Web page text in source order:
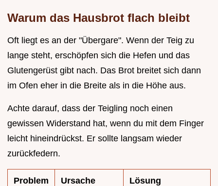
Warum das Hausbrot flach bleibt
Oft liegt es an der "Übergare". Wenn der Teig zu
lange steht, erschöpfen sich die Hefen und das
Glutengerüst gibt nach. Das Brot breitet sich dann
im Ofen eher in die Breite als in die Höhe aus.
Achte darauf, dass der Teigling noch einen
gewissen Widerstand hat, wenn du mit dem Finger
leicht hineindrückst. Er sollte langsam wieder
zurückfedern.
Problem Ursache Lösung